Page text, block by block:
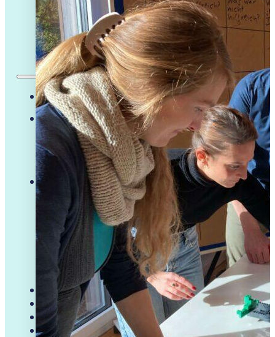
DEIN MEETINGGUIDE
ÜBER MICH
PODCAST
BLOG
TERMIN
LEADERSHIP PROGRAMM
WEITERE ANGEBOTE
Team­entwicklung
Führungskräfte-Coaching
Teamkarten
0 € IMPULSE FÜR DICH
Whitepaper:
Führungskräfteentwicklung
Leitfaden „schwierige Gespräche
souverän führen“
Magazin „New Work in Schule“
Magazin „New Work in Unternehmen“
Dein Meetingguide
ÜBER MICH
PODCAST
BLOG
TERMIN